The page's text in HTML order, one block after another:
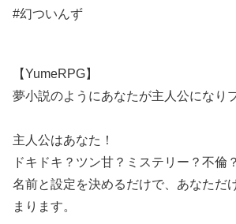
#幻ついんず
【YumeRPG】
夢小説のようにあなたが主人公になり
主人公はあなた！
ドキドキ？ツン甘？ミステリー？不倫？
名前と設定を決めるだけで、あなただ
まります。